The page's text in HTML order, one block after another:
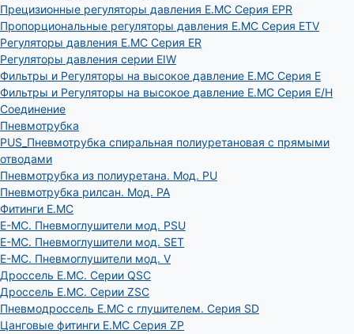
Прецизионные регуляторы давления E.MC Серия EPR
Пропорциональные регуляторы давления E.MC Серия ETV
Регуляторы давления E.MC Серия ER
Регуляторы давления серии EIW
Фильтры и Регуляторы на высокое давление E.MC Серия E
Фильтры и Регуляторы на высокое давление E.MC Серия E/H
Соединение
Пневмотрубка
PUS_Пневмотрубка спиральная полиуретановая с прямыми
отводами
Пневмотрубка из полиуретана. Мод. РU
Пневмотрубка рилсан. Мод. PA
Фитинги E.MC
E-MC. Пневмоглушители мод. PSU
E-MC. Пневмоглушители мод. SET
E-MC. Пневмоглушители мод. V
Дроссель E.MC. Серии QSC
Дроссель E.MC. Серии ZSC
Пневмодроссель E.MC с глушителем. Серия SD
Цанговые фитинги E.MC Серия ZP